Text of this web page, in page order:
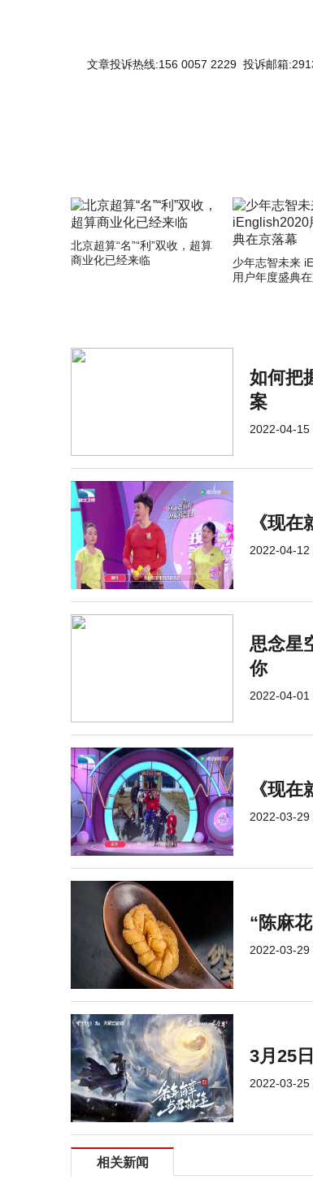
文章投诉热线:156 0057 2229 投诉邮箱
北京超算“名”“利”双收，超算
商业化已经来临
少年志智未来
用户年度盛典
如何把
案
2022-04-15
《现
2022-04-12
思念星
你
2022-04-01
《现
2022-03-29
“陈麻
2022-03-29
3月25
2022-03-25
相关新闻